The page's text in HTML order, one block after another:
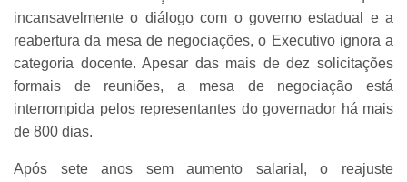
incansavelmente o diálogo com o governo estadual e a
reabertura da mesa de negociações, o Executivo ignora a
categoria docente. Apesar das mais de dez solicitações
formais de reuniões, a mesa de negociação está
interrompida pelos representantes do governador há mais
de 800 dias.
Após sete anos sem aumento salarial, o reajuste